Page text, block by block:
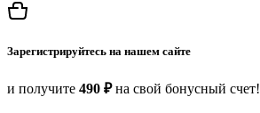
Зарегистрируйтесь на нашем сайте
и получите 490 ₽на свой бонусный счет!